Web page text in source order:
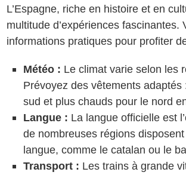
L’Espagne, riche en histoire et en
multitude d’expériences fascinantes.
informations pratiques pour profiter
Météo : Le climat varie selon les
Prévoyez des vêtements adaptés
sud et plus chauds pour le nord
Langue : La langue officielle est
de nombreuses régions
langue, comme le catalan ou le
Transport : Les trains à grande